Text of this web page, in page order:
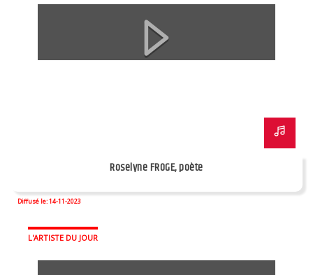
Roselyne FROGE, poète
Diffusé le: 14-11-2023
L'ARTISTE DU JOUR